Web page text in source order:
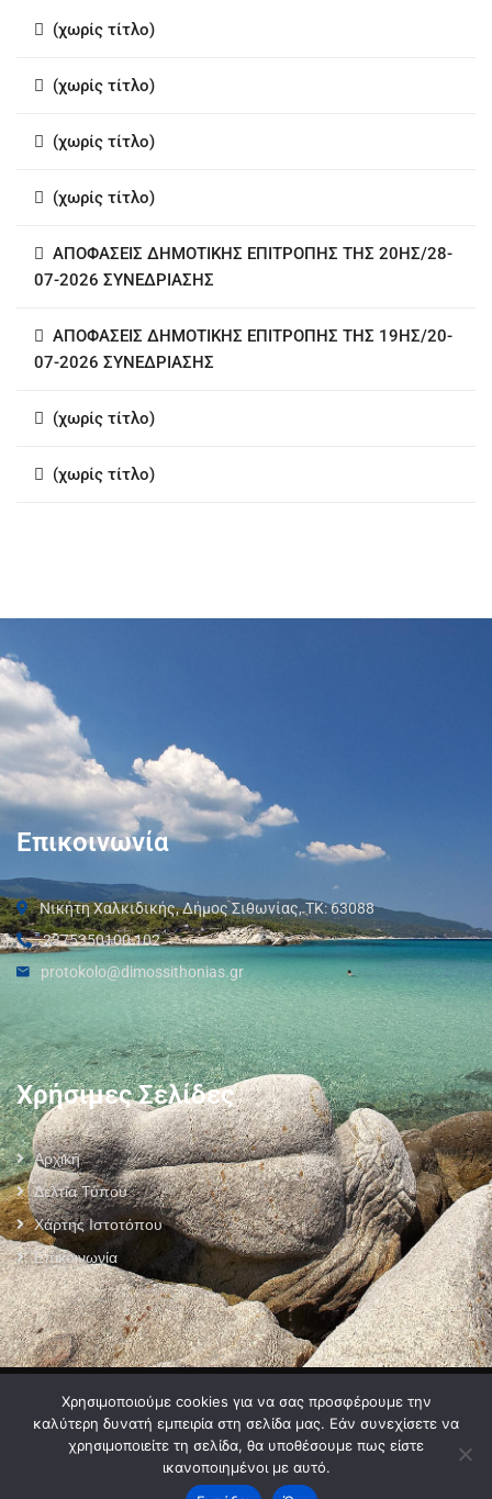
(χωρίς τίτλο)
(χωρίς τίτλο)
(χωρίς τίτλο)
(χωρίς τίτλο)
ΑΠΟΦΑΣΕΙΣ ΔΗΜΟΤΙΚΗΣ ΕΠΙΤΡΟΠΗΣ ΤΗΣ 20ΗΣ/28-
07-2026 ΣΥΝΕΔΡΙΑΣΗΣ
ΑΠΟΦΑΣΕΙΣ ΔΗΜΟΤΙΚΗΣ ΕΠΙΤΡΟΠΗΣ ΤΗΣ 19ΗΣ/20-
07-2026 ΣΥΝΕΔΡΙΑΣΗΣ
(χωρίς τίτλο)
(χωρίς τίτλο)
Επικοινωνία
Νικήτη Χαλκιδικής, Δήμος Σιθωνίας, ΤΚ: 63088
2375350100 102
protokolo@dimossithonias.gr
Χρήσιμες Σελίδες
Αρχική
Δελτία Τύπου
Χάρτης Ιστοτόπου
Επικοινωνία
Όροι Χρήσης
Χρησιμοποιούμε cookies για να σας προσφέρουμε την
καλύτερη δυνατή εμπειρία στη σελίδα μας. Εάν συνεχίσετε να
χρησιμοποιείτε τη σελίδα, θα υποθέσουμε πως είστε
ικανοποιημένοι με αυτό.